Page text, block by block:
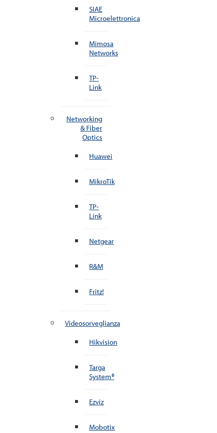
SIAE
Microelettronica
Mimosa
Networks
TP-
Link
Networking
& Fiber
Optics
Huawei
MikroTik
TP-
Link
Netgear
R&M
Fritz!
Videosorveglianza
Hikvision
Targa
System®
Ezviz
Mobotix